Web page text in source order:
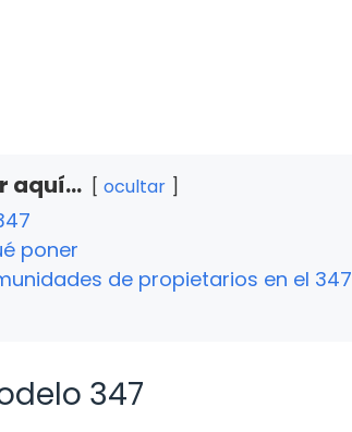
aquí... ocultar
poner
de propietarios en el 347
347